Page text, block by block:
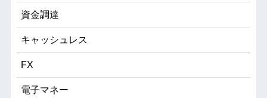
資金調達
キャッシュレス
FX
電子マネー